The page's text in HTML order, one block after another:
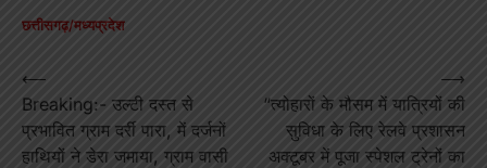
छत्तीसगढ़/मध्यप्रदेश
Post
navigation
⟵
Breaking:- उल्टी दस्त से
प्रभावित ग्राम दर्री पारा, में दर्जनों
हाथियों ने डेरा जमाया, ग्राम वासी
“त्योहारों के मौसम में यात्रियों की
सुविधा के लिए रेलवे प्रशासन
अक्टूबर में पूजा स्पेशल ट्रेनों का
⟶